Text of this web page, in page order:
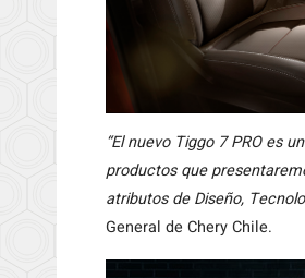
“El nuevo Tiggo 7 PRO es
productos que
atributos de Diseño,
General de Chery Chile.